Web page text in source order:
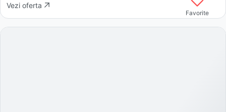
Vezi oferta
Favorite